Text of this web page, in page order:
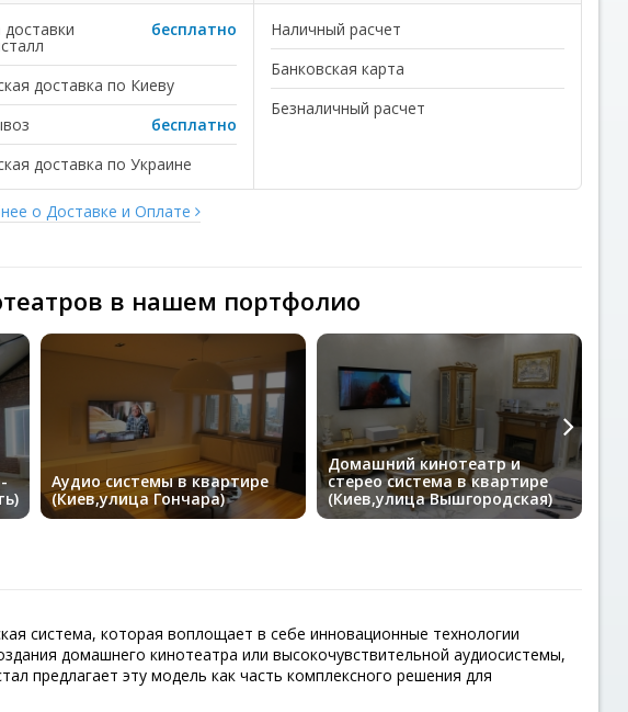
бесплатно
доставка по Киеву
бесплатно
доставка по Украине
Наличный расчет
Банковская карта
Безналичный расчет
о Доставке и Оплате
в нашем портфолио
Аудио системы в квартире
(Киев,улица Гончара)
Домашний кинотеатр и
стерео система в квартире
(Киев,улица Вышгородская)
система, которая воплощает в себе инновационные технологии
домашнего кинотеатра или высокочувствительной аудиосистемы,
предлагает эту модель как часть комплексного решения для